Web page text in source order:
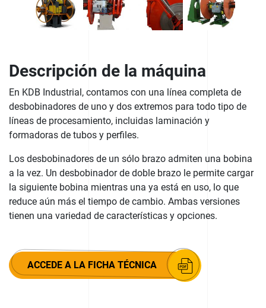
Descripción de la máquina
En KDB Industrial, contamos con una línea completa de
desbobinadores de uno y dos extremos para todo tipo de
líneas de procesamiento, incluidas laminación y
formadoras de tubos y perfiles.
Los desbobinadores de un sólo brazo admiten una bobina
a la vez. Un desbobinador de doble brazo le permite cargar
la siguiente bobina mientras una ya está en uso, lo que
reduce aún más el tiempo de cambio. Ambas versiones
tienen una variedad de características y opciones.
ACCEDE A LA FICHA TÉCNICA